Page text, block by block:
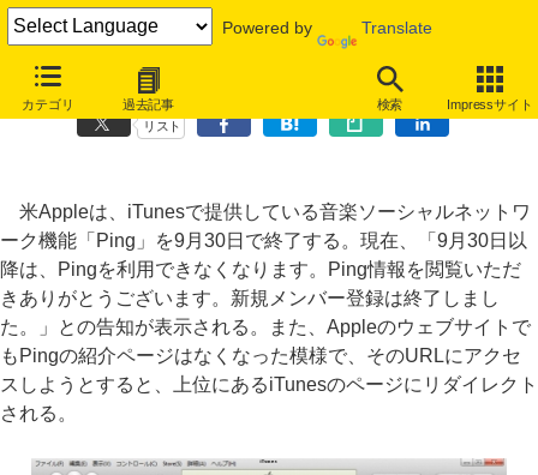
Powered by Translate
カテゴリ 過去記事 検索 Impressサイト
Apple、iTunesの音楽SNS機能「Ping」を9月30日で終了
リスト
米Appleは、iTunesで提供している音楽ソーシャルネットワ
ーク機能「Ping」を9月30日で終了する。現在、「9月30日以
降は、Pingを利用できなくなります。Ping情報を閲覧いただ
きありがとうございます。新規メンバー登録は終了しまし
た。」との告知が表示される。また、Appleのウェブサイトで
もPingの紹介ページはなくなった模様で、そのURLにアクセ
スしようとすると、上位にあるiTunesのページにリダイレクト
される。